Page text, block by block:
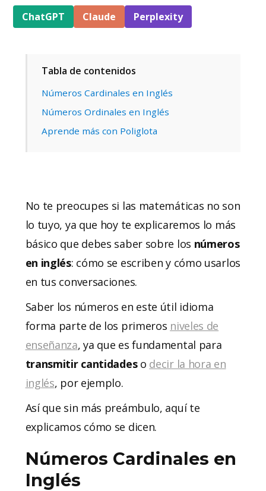
ChatGPT Claude Perplexity
Tabla de contenidos
Números Cardinales en Inglés
Números Ordinales en Inglés
Aprende más con Poliglota
No te preocupes si las matemáticas no son
lo tuyo, ya que hoy te explicaremos lo más
básico que debes saber sobre los números
en inglés: cómo se escriben y cómo usarlos
en tus conversaciones.
Saber los números en este útil idioma
forma parte de los primeros niveles de
enseñanza, ya que es fundamental para
transmitir cantidades o decir la hora en
inglés, por ejemplo.
Así que sin más preámbulo, aquí te
explicamos cómo se dicen.
Números Cardinales en
Inglés